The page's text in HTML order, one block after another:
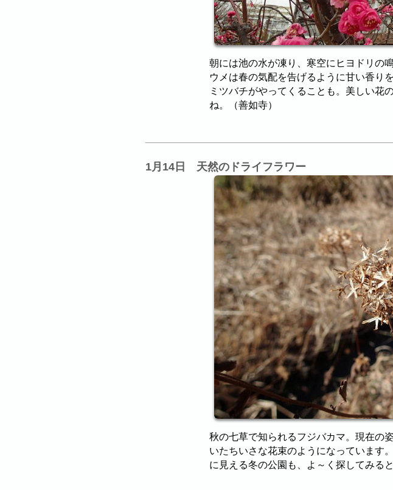
朝には池の水が凍り、寒空にヒヨドリの
ウメは春の気配を告げるように甘い香り
ミツバチがやってくることも。美しい花
ね。（善如寺）
1月14日 天然のドライフラワー
秋の七草で知られるフジバカマ。現在の
いたちいさな花束のようになっています
に見える冬の公園も、よ～く探してみる